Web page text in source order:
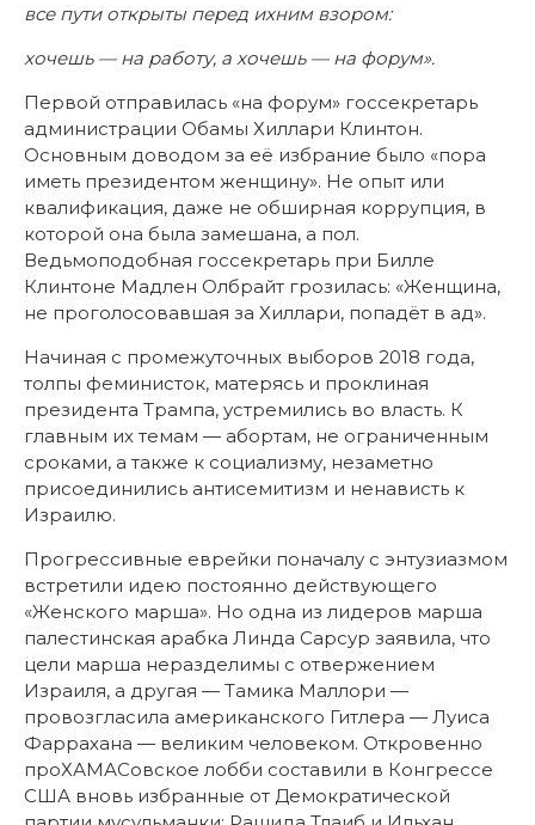
все пути открыты перед ихним взором:
хочешь — на работу, а хочешь — на форум».
Первой отправилась «на форум» госсекретарь
администрации Обамы Хиллари Клинтон.
Основным доводом за её избрание было «пора
иметь президентом женщину». Не опыт или
квалификация, даже не обширная коррупция, в
которой она была замешана, а пол.
Ведьмоподобная госсекретарь при Билле
Клинтоне Мадлен Олбрайт грозилась: «Женщина,
не проголосовавшая за Хиллари, попадёт в ад».
Начиная с промежуточных выборов 2018 года,
толпы феминисток, матерясь и проклиная
президента Трампа, устремились во власть. К
главным их темам — абортам, не ограниченным
сроками, а также к социализму, незаметно
присоединились антисемитизм и ненависть к
Израилю.
Прогрессивные еврейки поначалу с энтузиазмом
встретили идею постоянно действующего
«Женского марша». Но одна из лидеров марша
палестинская арабка Линда Сарсур заявила, что
цели марша неразделимы с отвержением
Израиля, а другая — Тамика Маллори —
провозгласила американского Гитлера — Луиса
Фаррахана — великим человеком. Откровенно
проХАМАСовское лобби составили в Конгрессе
США вновь избранные от Демократической